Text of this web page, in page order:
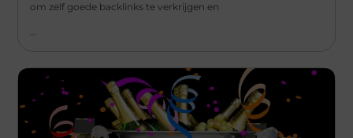
om zelf goede backlinks te verkrijgen en
...